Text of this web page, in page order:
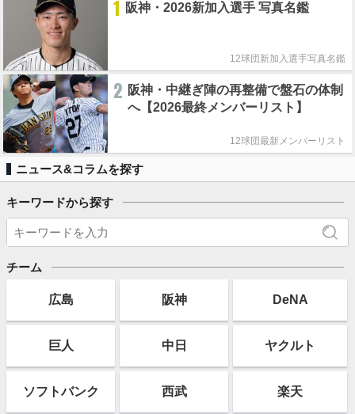
1 阪神・2026新加入選手 写真名鑑
12球団新加入選手写真名鑑
2 阪神・中継ぎ陣の再整備で盤石の体制
へ【2026最終メンバーリスト】
12球団最新メンバーリスト
ニュース&コラムを探す
キーワードから探す
チーム
広島 阪神 DeNA
巨人 中日 ヤクルト
ソフトバンク 西武 楽天